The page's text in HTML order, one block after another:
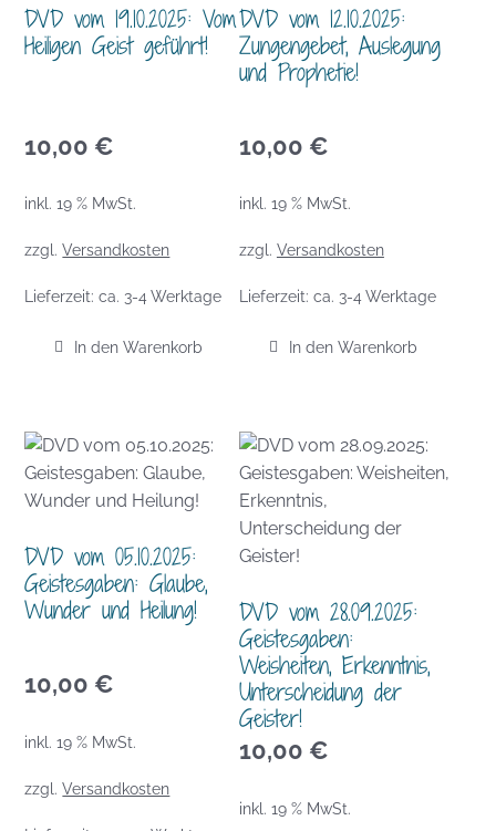
DVD vom 19.10.2025: Vom
Heiligen Geist geführt!
10,00 €
inkl. 19 % MwSt.
zzgl.Versandkosten
Lieferzeit:ca. 3-4 Werktage
In den Warenkorb
DVD vom 12.10.2025:
Zungengebet, Auslegung
und Prophetie!
10,00 €
inkl. 19 % MwSt.
zzgl. Versandkosten
Lieferzeit: ca. 3-4 Werktage
In den Warenkorb
DVD vom 05.10.2025:
Geistesgaben: Glaube,
Wunder und Heilung!
10,00 €
inkl. 19 % MwSt.
zzgl.Versandkosten
DVD vom 28.09.2025:
Geistesgaben:
Weisheiten, Erkenntnis,
Unterscheidung der
Geister!
10,00 €
inkl. 19 % MwSt.